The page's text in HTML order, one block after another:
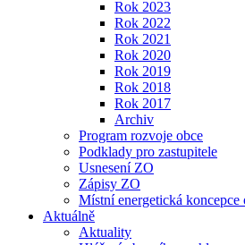
Rok 2023
Rok 2022
Rok 2021
Rok 2020
Rok 2019
Rok 2018
Rok 2017
Archiv
Program rozvoje obce
Podklady pro zastupitele
Usnesení ZO
Zápisy ZO
Místní energetická koncepce
Aktuálně
Aktuality